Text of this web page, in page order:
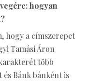
hogyan
hogy a címszerepet
Tamási Áron
több
Bánk bánként is